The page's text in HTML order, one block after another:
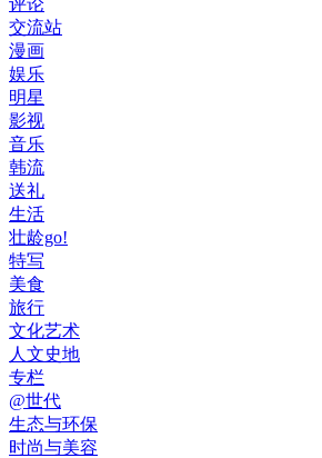
评论
交流站
漫画
娱乐
明星
影视
音乐
韩流
送礼
生活
壮龄go!
特写
美食
旅行
文化艺术
人文史地
专栏
@世代
生态与环保
时尚与美容